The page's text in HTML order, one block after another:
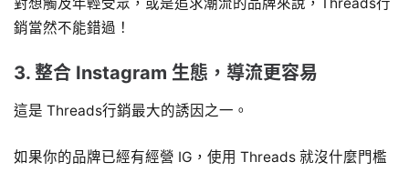
銷當然不能錯過！
3. 整合 Instagram 生態，導流更容易
這是 Threads行銷最大的誘因之一。
如果你的品牌已經有經營 IG，使用 Threads 就沒什麼門檻